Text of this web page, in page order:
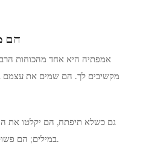
הם
אמפתיה היא אחד מהכוחות
מקשיבים לך. הם שמים את עצמם
גם כשלא תיפתח, הם יקלטו את
במילים; הם פשוט מבינים אותך ותמיד שם בשבילך.